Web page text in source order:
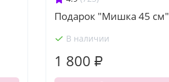
Подарок "Мишка 45 см"
В наличии
1 800 ₽